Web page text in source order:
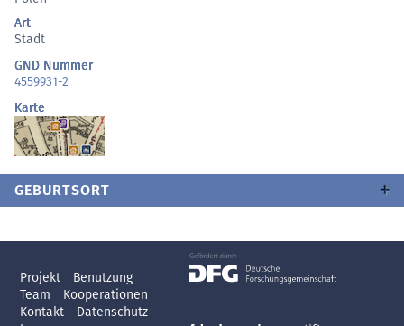
Art
Stadt
GND Nummer
4559931-2
Karte
GEBURTSORT
Projekt
Benutzung
Team
Kooperationen
Kontakt
Datenschutz